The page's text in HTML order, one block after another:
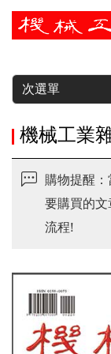
暫停
次選單
機械工業
購物提醒
要購買的
流程!